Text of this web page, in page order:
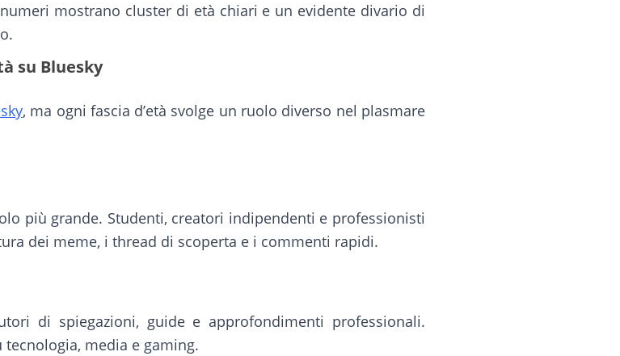
mostrano cluster di età chiari e un evidente divario di
su Bluesky
, ma ogni fascia d’età svolge un ruolo diverso nel plasmare
più grande. Studenti, creatori indipendenti e professionisti
dei meme, i thread di scoperta e i commenti rapidi.
di spiegazioni, guide e approfondimenti professionali.
media e gaming.